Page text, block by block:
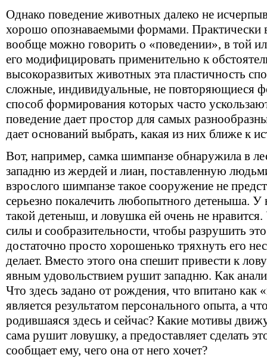
Однако поведение животных далеко не
хорошо опознаваемыми формами. Практически
вообще можно говорить о «поведении», в той
его модифицировать применительно к
высокоразвитых животных эта пластичность
сложные, индивидуальные, не повторяющиеся
способ формирования которых часто
поведение дает простор для самых
дает оснований выбрать, какая из них ближе к
Вот, например, самка шимпанзе обнаружила в
западню из жердей и лиан, поставленную
взрослого шимпанзе такое сооружение не
серьезно покалечить любопытного детеныша. У
такой детеныш, и ловушка ей очень не
силы и сообразительности, чтобы разрушить
достаточно просто хорошенько тряхнуть его
делает. Вместо этого она спешит привести к
явным удовольствием рушит западню. Как
Что здесь задано от рождения, что впитано как
является результатом персонального опыта, а
родившаяся здесь и сейчас? Какие мотивы
сама рушит ловушку, а предоставляет сделать
сообщает ему, чего она от него хочет?